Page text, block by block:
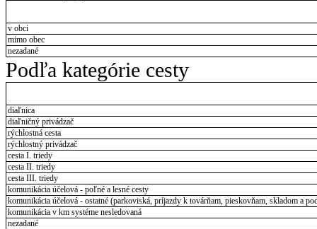
v obci
mimo obec
nezadané
Podľa kategórie cesty
diaľnica
diaľničný privádzač
rýchlostná cesta
rýchlostný privádzač
cesta I. triedy
cesta II. triedy
cesta III. triedy
komunikácia účelová - poľné a lesné cesty
komunikácia účelová - ostatné (parkoviská, príjazdy k továrňam, pieskovňam, skladom a
komunikácia v km systéme nesledovaná
nezadané